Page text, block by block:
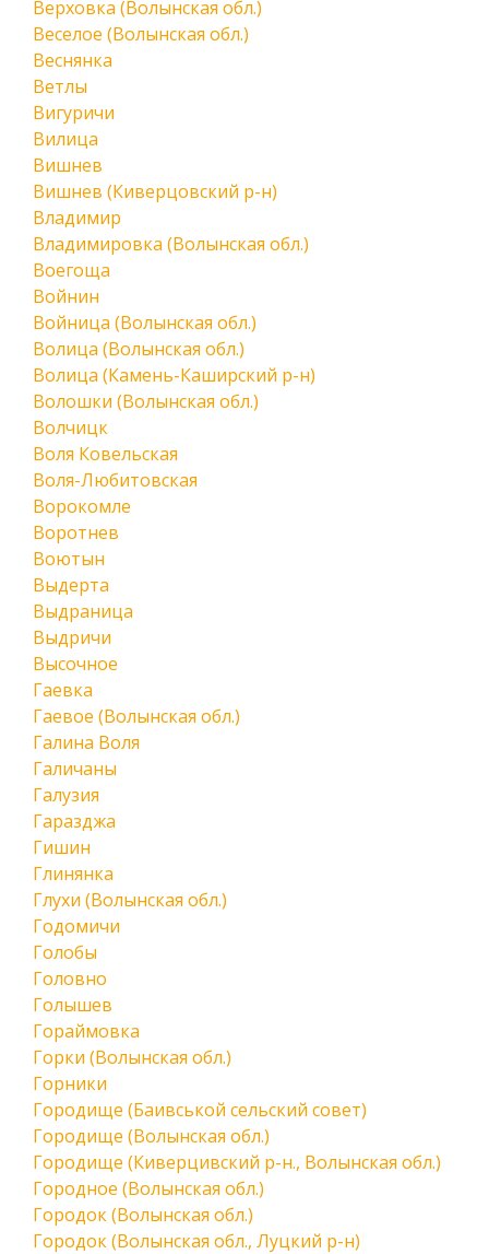
Верховка (Волынская обл.)
Веселое (Волынская обл.)
Веснянка
Ветлы
Вигуричи
Вилица
Вишнев
Вишнев (Киверцовский р-н)
Владимир
Владимировка (Волынская обл.)
Воегоща
Войнин
Войница (Волынская обл.)
Волица (Волынская обл.)
Волица (Камень-Каширский р-н)
Волошки (Волынская обл.)
Волчицк
Воля Ковельская
Воля-Любитовская
Ворокомле
Воротнев
Воютын
Выдерта
Выдраница
Выдричи
Высочное
Гаевка
Гаевое (Волынская обл.)
Галина Воля
Галичаны
Галузия
Гаразджа
Гишин
Глинянка
Глухи (Волынская обл.)
Годомичи
Голобы
Головно
Голышев
Гораймовка
Горки (Волынская обл.)
Горники
Городище (Баивськой сельский совет)
Городище (Волынская обл.)
Городище (Киверцивский р-н., Волынская обл.)
Городное (Волынская обл.)
Городок (Волынская обл.)
Городок (Волынская обл., Луцкий р-н)